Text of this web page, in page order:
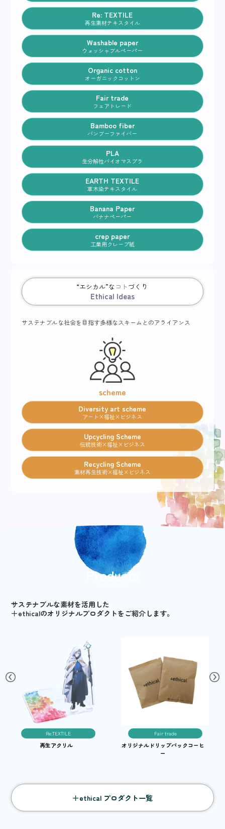
Re: TEXTILE
再生素材テキスタイル
Washable paper
ウォッシャブルペーパー
Organic cotton
オーガニックコットン
Fair trade
フェアトレード
Bamboo fiber
バンブーファイバー
PLA
生分解性バイオマスプラ
EARTH TEXTILE
草木染テキスタイル
Banana Paper
バナナペーパー
crep paper
工業用クレープ紙
“エシカル”な コトづくり
Ethical Ideas
サステナブルな社会を目指す多様なスキームとのアライアンス
scheme
Diversity art scheme
アート×福祉×ビジネス
Upcycling Scheme
伝統技術×福祉×ビジネス
Recycling Scheme
素材再生技術×福祉×ビジネス
Products
サステナブルな素材を活用した
＋ethicalのオリジナルプロダクトをご紹介します。
Re:TEXTILE
再生アクリル
Fair trade
オリジナルドリップパックコーヒ
ー
＋ethical プロダクト一覧